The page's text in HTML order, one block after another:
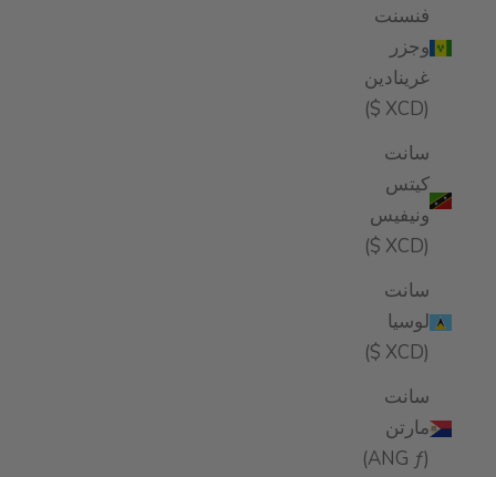
فنسنت
وجزر
غرينادين
(XCD $)
سانت
كيتس
ونيفيس
(XCD $)
سانت
لوسيا
(XCD $)
سانت
مارتن
(ANG ƒ)